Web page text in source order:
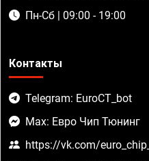
Пн-Сб | 09:00 - 19:00
Контакты
Telegram: EuroCT_bot
Max: Евро Чип Тюнинг
https://vk.com/